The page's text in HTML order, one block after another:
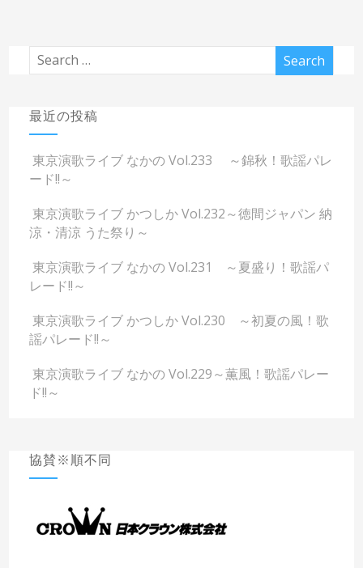
最近の投稿
東京演歌ライブ なかの Vol.233 ～錦秋！歌謡パレ
ード!!～
東京演歌ライブ かつしか Vol.232～徳間ジャパン 納
涼・清涼 うた祭り～
東京演歌ライブ なかの Vol.231 ～夏盛り！歌謡パ
レード!!～
東京演歌ライブ かつしか Vol.230 ～初夏の風！歌
謡パレード!!～
東京演歌ライブ なかの Vol.229～薫風！歌謡パレー
ド!!～
協賛※順不同